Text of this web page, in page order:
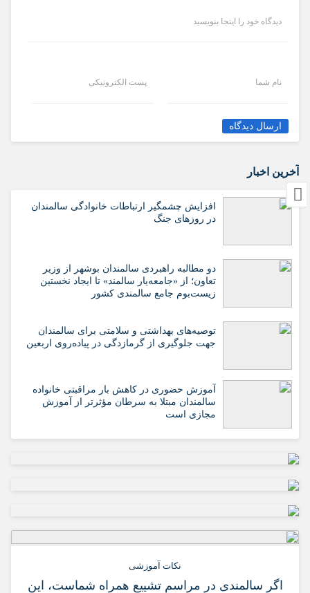
دیدگاه خود را اینجا بنویسید
نام شما پست الکترونیکی
ارسال دیدگاه
آخرین اخبار
افزایش چشمگیر ارتباطات خانوادگی سالمندان
در روزهای جنگ
دو مطالبه راهبردی سالمندان بوشهر از وزیر
تعاون؛ از «جامعه‌یار سالمند» تا ایجاد نخستین
زیست‌بوم جامع سالمندی کشور
️توصیه‌های بهداشتی و سلامتی برای سالمندان
جهت جلوگیری از گرمازدگی در پیاده‌روی اربعین
آموزش حضوری در کاهش بار مراقبتی خانواده
سالمندان مبتلا به سرطان مؤثرتر از آموزش
مجازی است
نکات آموزشی
اگر سالمندی در مراسم تشییع همراه شماست، این